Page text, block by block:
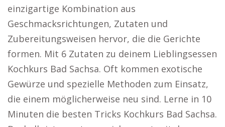
einzigartige Kombination aus
Geschmacksrichtungen, Zutaten und
Zubereitungsweisen hervor, die die Gerichte
formen. Mit 6 Zutaten zu deinem Lieblingsessen
Kochkurs Bad Sachsa. Oft kommen exotische
Gewürze und spezielle Methoden zum Einsatz,
die einem möglicherweise neu sind. Lerne in 10
Minuten die besten Tricks Kochkurs Bad Sachsa.